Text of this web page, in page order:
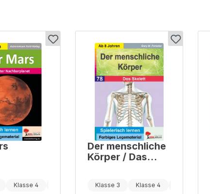
Klasse 4
Der menschliche
Körper / Das
Klasse 3 Klasse 4